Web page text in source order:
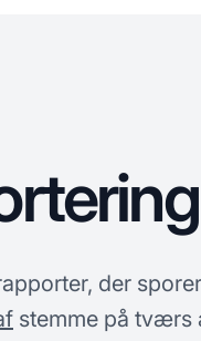
— nu skal
citationer.
studier af AI-
på almindelige
der sporer
stemme på tværs